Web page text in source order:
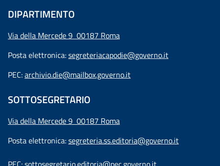
DIPARTIMENTO
Via della Mercede 9 00187 Roma
Posta elettronica:segreteriacapodie@governo.it
PEC:archivio.die@mailbox.governo.it
SOTTOSEGRETARIO
Via della Mercede 9 00187 Roma
Posta elettronica:segreteria.ss.editoria@governo.it